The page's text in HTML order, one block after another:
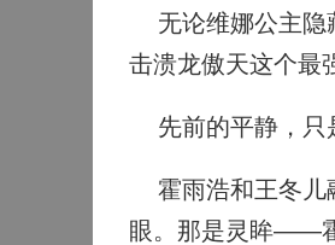
无论维娜公主隐
击溃龙傲天这个最
先前的平静，只
霍雨浩和王冬儿
眼。那是灵眸——